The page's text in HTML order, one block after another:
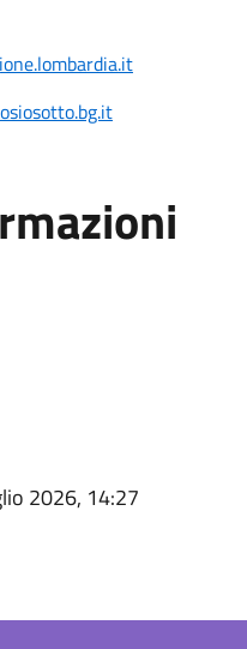
2026, 14:27